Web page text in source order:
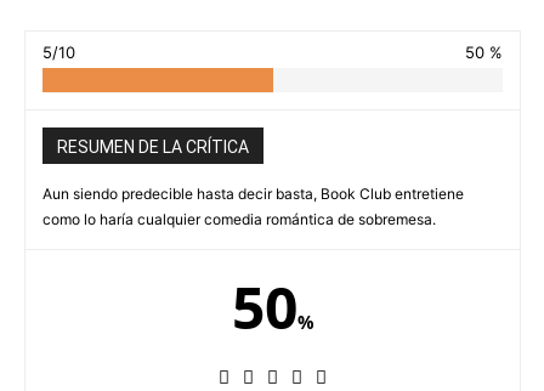
5/10 50 %
RESUMEN DE LA CRÍTICA
Aun siendo predecible hasta decir basta, Book Club entretiene
como lo haría cualquier comedia romántica de sobremesa.
50%